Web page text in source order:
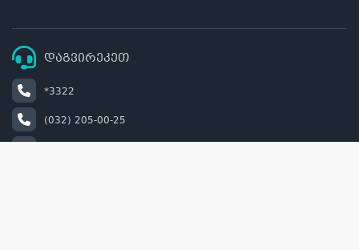
დაგვირეკეთ
*3322
(032) 205-00-25